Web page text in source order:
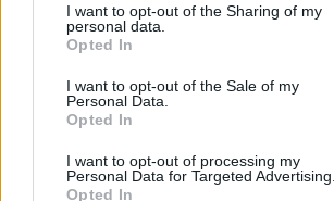
not limited to your visit or usage behaviour.
grant or deny consent to Google and its
use your data for below specified purposes
consent section.
I want to opt-out of the Sharing of my
personal data.
Opted In
I want to opt-out of the Sale of my
Personal Data.
Opted In
I want to opt-out of processing my
Personal Data for Targeted Advertising.
Opted In